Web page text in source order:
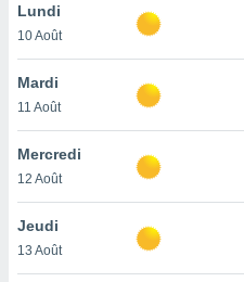
le
ainsi
un
la
du
Lundi
10 Août
Mardi
11 Août
Mercredi
12 Août
Jeudi
13 Août